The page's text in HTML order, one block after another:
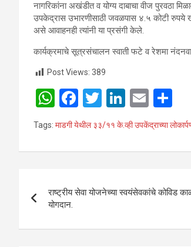
नागरिकांना अखंडीत व योग्य दाबाचा वीज पुरवठा
उपकेद्रास उभारणीसाठी जवळपास ४.५ कोटी रुपये
असे आवाहनही त्यांनी या प्रसंगी केले.
कार्यक्रमाचे सूत्रसंचालन स्वाती फटे व रेशमा
Post Views: 389
W
at
s
p
p
F
a
ce
b
o
T
wi
tt
er
Li
n
ke
dI
E
ail
h
ar
e
Tags: माडगी येथील ३३/११ के.व्ही उपकेंद्राच्या
navigation
राष्ट्रीय सेवा योजनेच्या स्वयंसेवकांचे कोविड
योगदान.